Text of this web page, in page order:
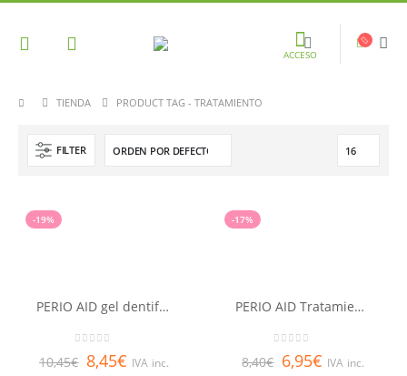
ACCESO
TIENDA PRODUCT TAG - TRATAMIENTO
FILTER
-19%
PERIO AID gel dentifrico 75 ml
10,45€ 8,45€ IVA inc.
-17%
PERIO AID Tratamiento, Colutorio 150 ml
8,40€ 6,95€ IVA inc.